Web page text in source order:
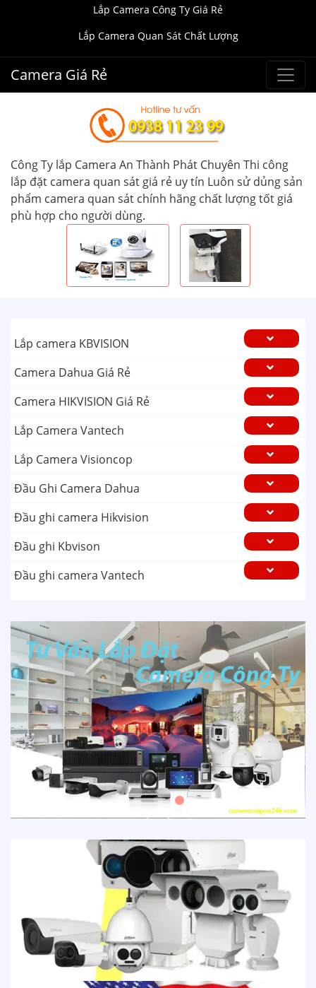
Lắp Camera Công Ty Giá Rẻ
Lắp Camera Quan Sát Chất Lượng
Camera Giá Rẻ
Công Ty lắp Camera An Thành Phát Chuyên Thi công
lắp đặt camera quan sát giá rẻ uy tín Luôn sử dủng sản
phẩm camera quan sát chính hãng chất lượng tốt giá
phù hợp cho người dùng.
Lắp camera KBVISION
Camera Dahua Giá Rẻ
Camera HIKVISION Giá Rẻ
Lắp Camera Vantech
Lắp Camera Visioncop
Đầu Ghi Camera Dahua
Đầu ghi camera Hikvision
Đầu ghi Kbvison
Đầu ghi camera Vantech